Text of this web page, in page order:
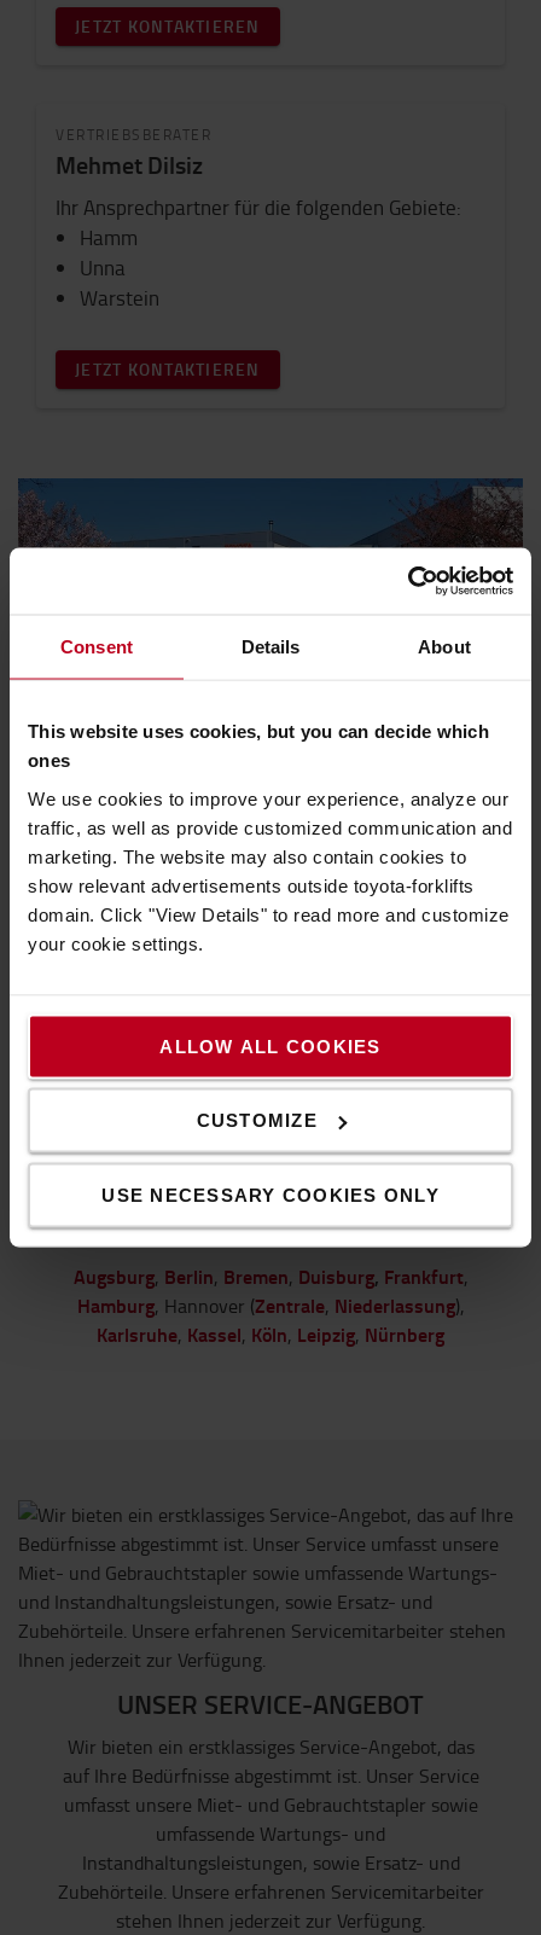
Consent Details About
This website uses cookies, but you can decide which
ones
We use cookies to improve your experience, analyze our
traffic, as well as provide customized communication and
marketing. The website may also contain cookies to
show relevant advertisements outside toyota-forklifts
domain. Click "View Details" to read more and customize
your cookie settings.
ALLOW ALL COOKIES
CUSTOMIZE
USE NECESSARY COOKIES ONLY
JETZT KONTAKTIEREN
VERTRIEBSBERATER
Mehmet Dilsiz
Ihr Ansprechpartner für die folgenden Gebiete:
Hamm
Unna
Warstein
JETZT KONTAKTIEREN
Sie haben eine allgemeine Anfrage?
Dann kontaktieren Sie uns jetzt per Telefon oder
Mail:
Dr.-Alfred-Herrhausen-Allee 61, 47228 Duisburg
tel.:+49 2065 775-0
mail: info@de.toyota-industries.eu
Unsere Öffnungszeiten
Mo bis Do: 8.00 - 17.00 Uhr, Fr: 8.00 - 14.00 Uhr, Sa
bis So: geschlossen
ZUR WEBSITE
Niederlassungen der Toyota Material
Handling Deutschland GmbH
Augsburg, Berlin, Bremen, Duisburg, Frankfurt,
Hamburg, Hannover (Zentrale, Niederlassung),
Karlsruhe, Kassel, Köln, Leipzig, Nürnberg
UNSER SERVICE-ANGEBOT
Wir bieten ein erstklassiges Service-Angebot, das
auf Ihre Bedürfnisse abgestimmt ist. Unser Service
umfasst unsere Miet- und Gebrauchtstapler sowie
umfassende Wartungs- und
Instandhaltungsleistungen, sowie Ersatz- und
Zubehörteile. Unsere erfahrenen Servicemitarbeiter
stehen Ihnen jederzeit zur Verfügung.